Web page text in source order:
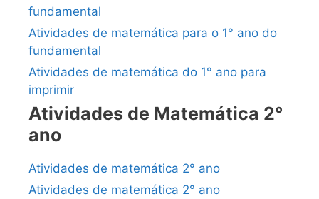
fundamental
Atividades de matemática para o 1° ano do
fundamental
Atividades de matemática do 1° ano para
imprimir
Atividades de Matemática 2°
ano
Atividades de matemática 2° ano
Atividades de matemática 2° ano